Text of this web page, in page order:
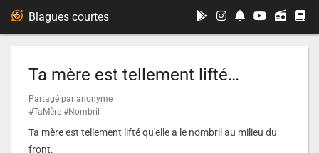
Ta mère est tellement lifté…
Partagé par anonyme
#TaMère #Nombril
Ta mère est tellement lifté qu'elle a le nombril au milieu du
front.
Blagues courtes